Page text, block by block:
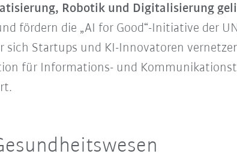
Robotik und Digitalisierung
fördern die „AI for Good“-Initiative der
Startups und KI-Innovatoren
für Informations- und